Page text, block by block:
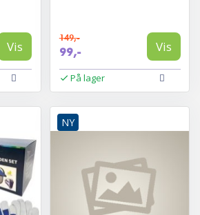
Vis
149,-
99,- Vis
På lager
NY